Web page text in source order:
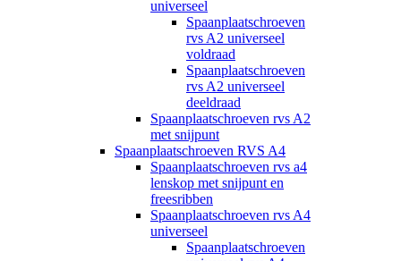
universeel
Spaanplaatschroeven
rvs A2 universeel
voldraad
Spaanplaatschroeven
rvs A2 universeel
deeldraad
Spaanplaatschroeven rvs A2
met snijpunt
Spaanplaatschroeven RVS A4
Spaanplaatschroeven rvs a4
lenskop met snijpunt en
freesribben
Spaanplaatschroeven rvs A4
universeel
Spaanplaatschroeven